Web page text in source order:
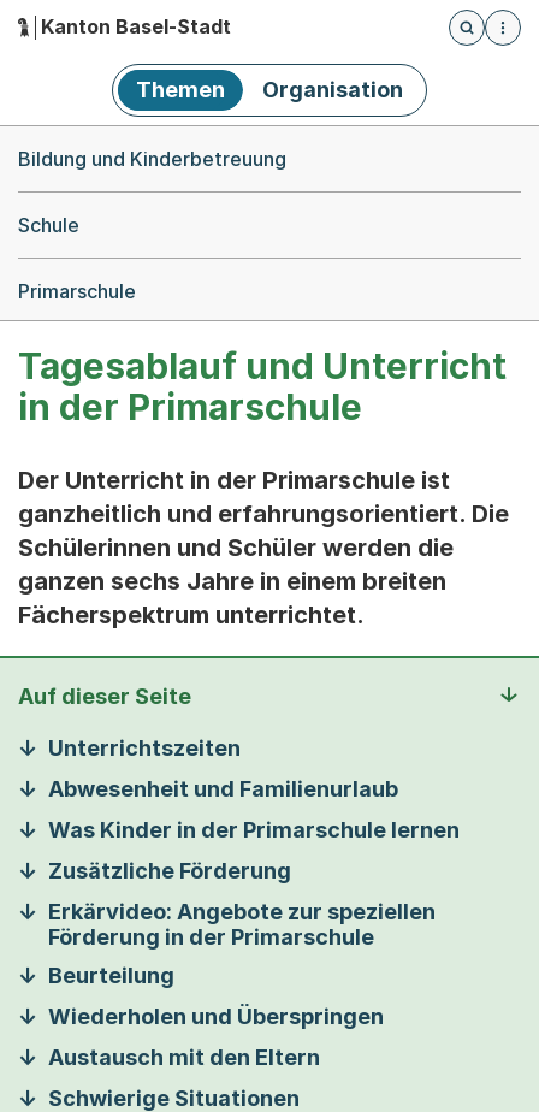
Hauptnavigation
Kanton Basel-Stadt
Öffnet
Themen Organisation
Bildung und Kinderbetreuung
Schule
Primarschule
Tagesablauf und Unterricht
in der Primarschule
Der Unterricht in der Primarschule ist
ganzheitlich und erfahrungsorientiert. Die
Schülerinnen und Schüler werden die
ganzen sechs Jahre in einem breiten
Fächerspektrum unterrichtet.
Auf dieser Seite
Unterrichtszeiten
Abwesenheit und Familienurlaub
Was Kinder in der Primarschule lernen
Zusätzliche Förderung
Erkärvideo: Angebote zur speziellen
Förderung in der Primarschule
Beurteilung
Wiederholen und Überspringen
Austausch mit den Eltern
Schwierige Situationen